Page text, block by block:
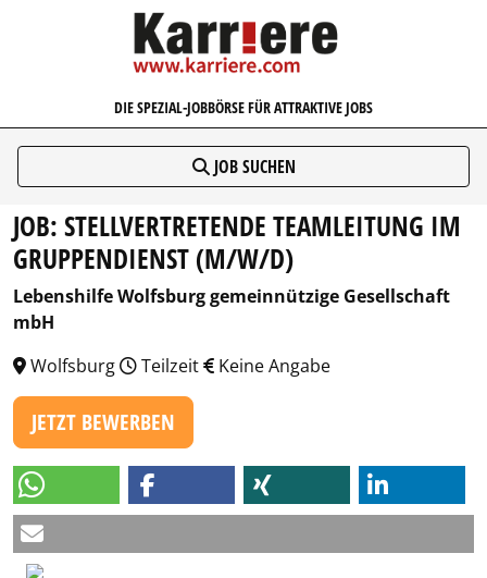
KARRIERE.COM
DIE SPEZIAL-JOBBÖRSE FÜR ATTRAKTIVE JOBS
JOB SUCHEN
JOB: STELLVERTRETENDE TEAMLEITUNG IM
GRUPPENDIENST (M/W/D)
Lebenshilfe Wolfsburg gemeinnützige Gesellschaft
mbH
Wolfsburg
Teilzeit Keine Angabe
JETZT BEWERBEN